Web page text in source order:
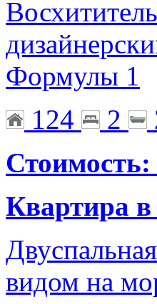
Формулы 1
124
2
Стоимость:
Квартира
видом на